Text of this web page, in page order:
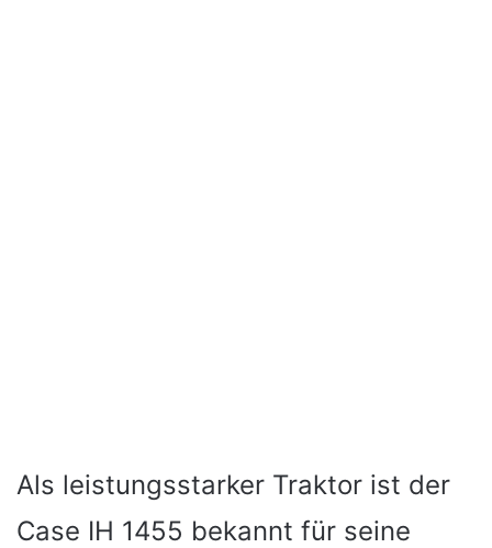
Als leistungsstarker Traktor ist der
Case IH 1455 bekannt für seine